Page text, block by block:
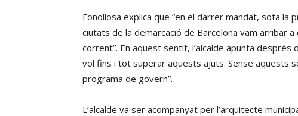
Fonollosa explica que “en el darrer mandat, sota la
ciutats de la demarcació de Barcelona vam arribar
corrent”. En aquest sentit, l’alcalde apunta després
vol fins i tot superar aquests ajuts. Sense aquests
programa de govern”.
L’alcalde va ser acompanyat per l’arquitecte